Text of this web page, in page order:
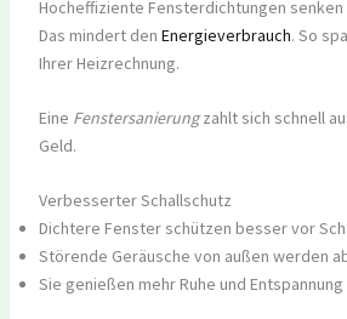
Hocheffiziente Fensterdichtungen
Das mindert den Energieverbrauch. So
Ihrer Heizrechnung.
Eine Fenstersanierungzahlt sich schnell
Geld.
Verbesserter Schallschutz
Dichtere Fenster schützen besser vor
Störende Geräusche von außen werden
Sie genießen mehr Ruhe und Entspannung